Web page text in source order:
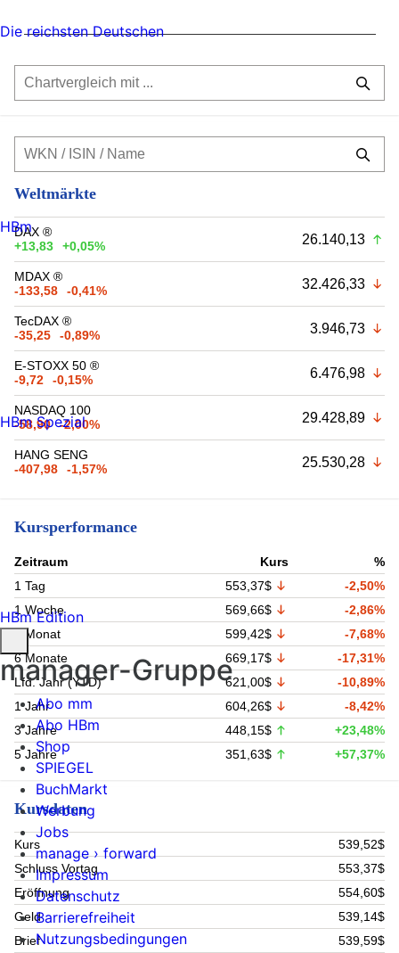
Weltmärkte
DAX ®
+13,83
+0,05% 26.140,13
MDAX ®
-133,58
-0,41% 32.426,33
TecDAX ®
-35,25
-0,89% 3.946,73
E-STOXX 50 ®
-9,72
-0,15% 6.476,98
NASDAQ 100
-58,90
-2,00% 29.428,89
HANG SENG
-407,98
-1,57% 25.530,28
Kursperformance
Zeitraum Kurs
%
1 Tag
553,37$
-2,50%
1 Woche
569,66$
-2,86%
1 Monat
599,42$
-7,68%
6 Monate
669,17$
-17,31%
Lfd. Jahr (YTD)
621,00$
-10,89%
1 Jahr
604,26$
-8,42%
3 Jahre
448,15$
+23,48%
5 Jahre
351,63$ +57,37%
Kursdaten
Kurs
539,52$
Schluss Vortag
553,37$
Eröffnung
554,60$
Geld
539,14$
Brief
539,59$
Die reichsten Deutschen
HBm
HBm Spezial
HBm Edition
manager-Gruppe
Abo mm
Abo HBm
Shop
SPIEGEL
BuchMarkt
Werbung
Jobs
manage › forward
Impressum
Datenschutz
Barrierefreiheit
Nutzungsbedingungen